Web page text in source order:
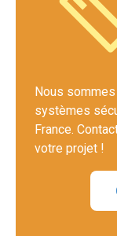
Nous
systèmes
France.
votre projet !